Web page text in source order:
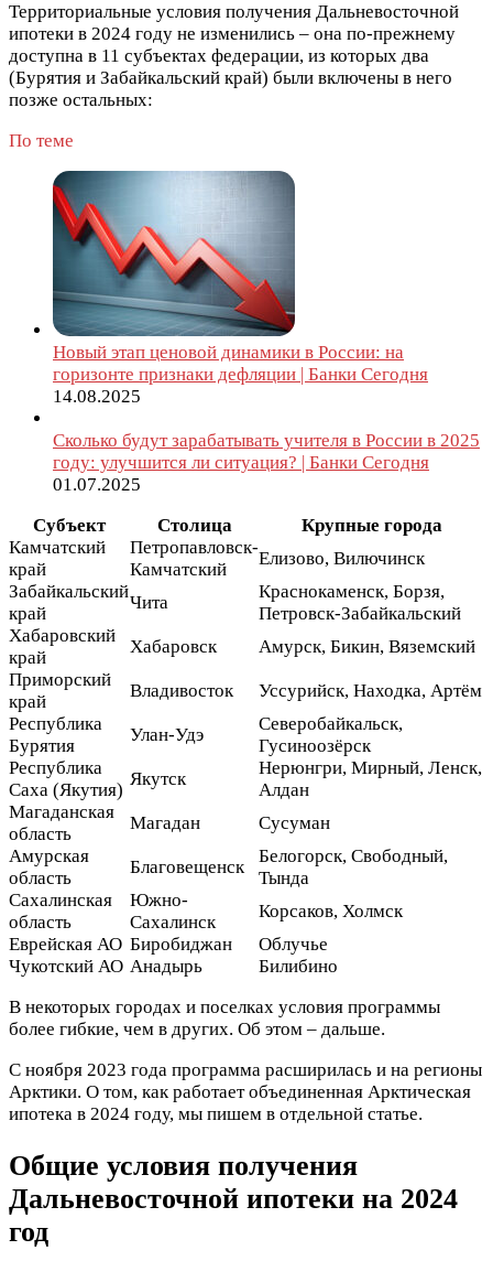
Территориальные условия получения Дальневосточной
ипотеки в 2024 году не изменились – она по-прежнему
доступна в 11 субъектах федерации, из которых два
(Бурятия и Забайкальский край) были включены в него
позже остальных:
По теме
Новый этап ценовой динамики в России: на
горизонте признаки дефляции | Банки Сегодня
14.08.2025
Сколько будут зарабатывать учителя в России в 2025
году: улучшится ли ситуация? | Банки Сегодня
01.07.2025
Субъект
Столица
Крупные города
Камчатский
край
Петропавловск-
Камчатский
Елизово, Вилючинск
Забайкальский
край
Чита
Краснокаменск, Борзя,
Петровск-Забайкальский
Хабаровский
край
Хабаровск
Амурск, Бикин, Вяземский
Приморский
край
Владивосток
Уссурийск, Находка, Артём
Республика
Бурятия
Улан-Удэ
Северобайкальск,
Гусиноозёрск
Республика
Саха (Якутия)
Якутск
Нерюнгри, Мирный, Ленск,
Алдан
Магаданская
область
Магадан
Сусуман
Амурская
область
Благовещенск
Белогорск, Свободный,
Тында
Сахалинская
область
Южно-
Сахалинск
Корсаков, Холмск
Еврейская АО Биробиджан
Облучье
Чукотский АО Анадырь
Билибино
В некоторых городах и поселках условия программы
более гибкие, чем в других. Об этом – дальше.
С ноября 2023 года программа расширилась и на регионы
Арктики. О том, как работает объединенная Арктическая
ипотека в 2024 году, мы пишем в отдельной статье.
Общие условия получения
Дальневосточной ипотеки на 2024
год